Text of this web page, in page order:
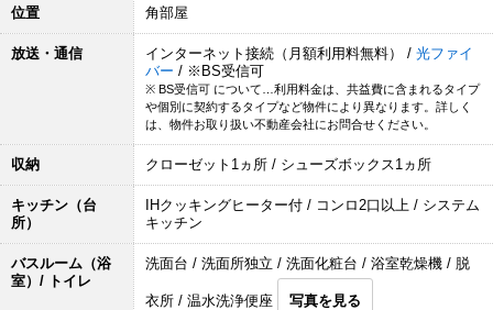
位置 角部屋
放送・通信 インターネット接続（月額利用料無料） / 光ファイ
バー / ※BS受信可
※ BS受信可 について…利用料金は、共益費に含まれるタイプ
や個別に契約するタイプなど物件により異なります。詳しく
は、物件お取り扱い不動産会社にお問合せください。
収納 クローゼット1ヵ所 / シューズボックス1ヵ所
キッチン（台
所）
IHクッキングヒーター付 / コンロ2口以上 / システム
キッチン
バスルーム（浴
室）/ トイレ
洗面台 / 洗面所独立 / 洗面化粧台 / 浴室乾燥機 / 脱
衣所 / 温水洗浄便座 写真を見る